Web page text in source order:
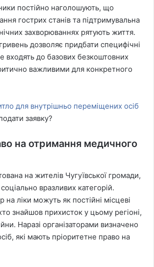
постійно наголошують, що
гострих станів та підтримувальна
захворюваннях рятують життя.
дозволяє придбати специфічні
входять до базових безкоштовних
важливими для конкретного
для внутрішньо переміщених осіб
заявку?
на отримання медичного
на жителів Чугуївської громади,
вразливих категорій.
на ліки можуть як постійні місцеві
знайшов прихисток у цьому регіоні,
Наразі організаторами визначено
які мають пріоритетне право на